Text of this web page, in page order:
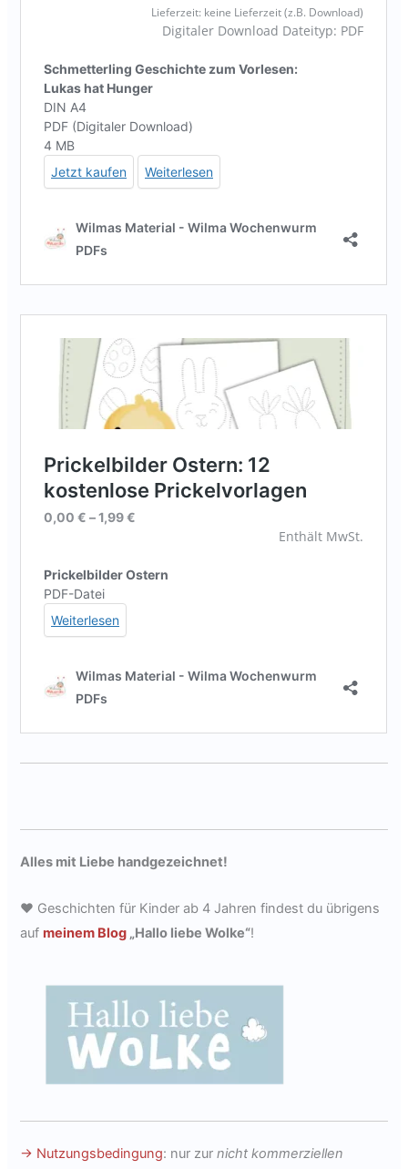
Alles mit Liebe handgezeichnet!
♥ Geschichten für Kinder ab 4 Jahren findest du übrigens
aufmeinem Blog „Hallo liebe Wolke“!
→ Nutzungsbedingung: nur zurnicht kommerziellen